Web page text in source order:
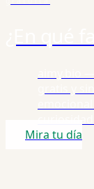
Mira tu día